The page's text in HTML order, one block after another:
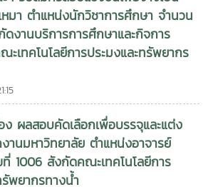
advancement and
of Thailand's giant
seminar attracted strong
members, undergraduate
aquaculture professionals, and
It provided an excellent
dialogue between academia
the shared vision of
fisheries and aquaculture
exchange, innovation, and
one of Thailand's leading
าทสมเด็จพระเจ้าอยู่หัวอย่างสุดซึ้งOn
of Fisheries Technology and
led by Associate Professor Dr.Apinun
of the Faculty, together with the
personnel, participated in the
Ceremony in honor of His
Phra
on the auspicious occasion of His
on 28 July 2026.The
to express loyalty, gratitude, and
หมา ตำแหน่งนักวิชาการศึกษา จำนวน
ดงานบริการการศึกษาและกิจการ
เทคโนโลยีการประมงและทรัพยากร
ง ผลสอบคัดเลือกเพื่อบรรจุและแต่ง
านมหาวิทยาลัย ตำแหน่งอาจารย์
ที่ 1006 สังกัดคณะเทคโนโลยีการ
รัพยากรทางน้ำ